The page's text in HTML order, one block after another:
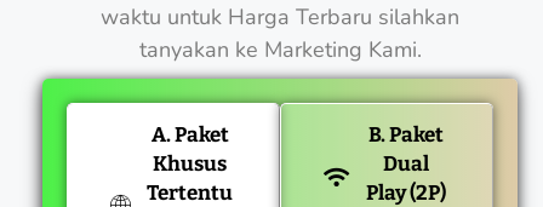
waktu untuk Harga Terbaru silahkan
tanyakan ke Marketing Kami.
A. Paket
Khusus
Tertentu
B. Paket
Dual
Play (2P)